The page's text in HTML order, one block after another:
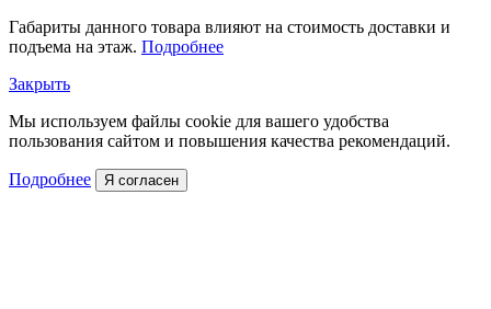
Габариты данного товара влияют на стоимость доставки и
подъема на этаж. Подробнее
Закрыть
Мы используем файлы cookie для вашего удобства
пользования сайтом и повышения качества рекомендаций.
Подробнее Я согласен